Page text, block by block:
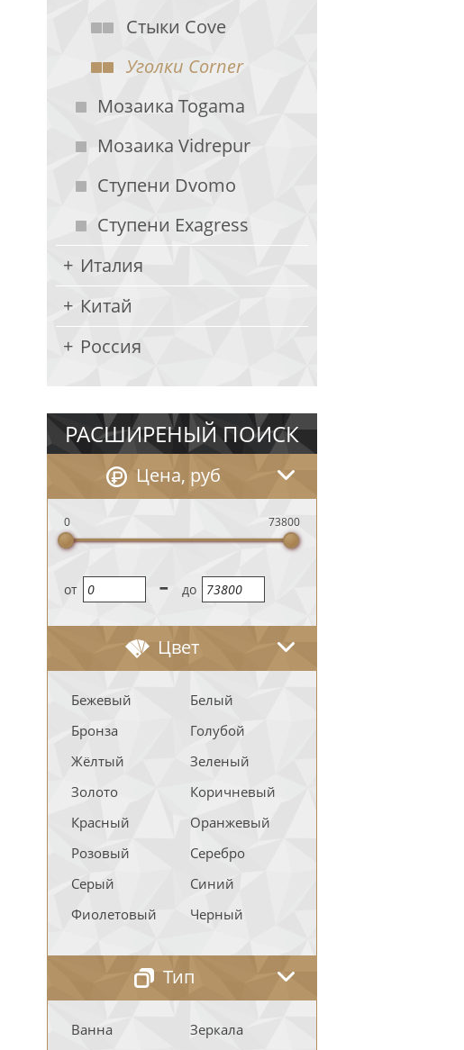
Стыки Cove
Уголки Corner
Мозаика Togama
Мозаика Vidrepur
Ступени Dvomo
Ступени Exagress
Италия
Китай
Россия
РАСШИРЕНЫЙ ПОИСК
Цена, руб
0 73800
oт - до
Цвет
Бежевый
Белый
Бронза
Голубой
Жёлтый
Зеленый
Золото
Коричневый
Красный
Оранжевый
Розовый
Серебро
Серый
Синий
Фиолетовый
Черный
Тип
Ванна
Зеркала